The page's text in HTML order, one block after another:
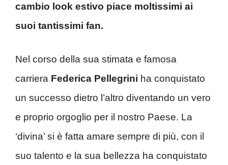
cambio look estivo piace moltissimi ai
suoi tantissimi fan.
Nel corso della sua stimata e famosa
carriera Federica Pellegrini ha conquistato
un successo dietro l’altro diventando un vero
e proprio orgoglio per il nostro Paese. La
‘divina’ si è fatta amare sempre di più, con il
suo talento e la sua bellezza ha conquistato